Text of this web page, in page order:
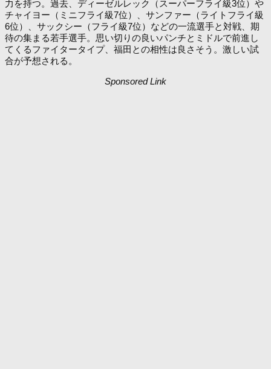
力を持つ。過去、ディーゼルレック（スーパーフライ級3位）や
チャイヨー（ミニフライ級7位）、サンファー（ライトフライ級
6位）、サックシー（フライ級7位）などの一流選手と対戦、期
待の集まる若手選手。思い切りの良いパンチとミドルで前進し
てくるファイタータイプ、福田との相性は良さそう。激しい試
合が予想される。
Sponsored Link